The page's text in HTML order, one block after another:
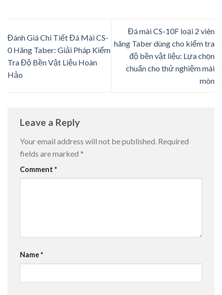
Đánh Giá Chi Tiết Đá Mài CS-
0 Hãng Taber: Giải Pháp Kiểm
Tra Độ Bền Vật Liệu Hoàn
Hảo
Đá mài CS-10F loại 2 viên
hãng Taber dùng cho kiểm tra
độ bền vật liệu: Lựa chọn
chuẩn cho thử nghiệm mài
mòn
Leave a Reply
Your email address will not be published. Required
fields are marked *
Comment *
Name*